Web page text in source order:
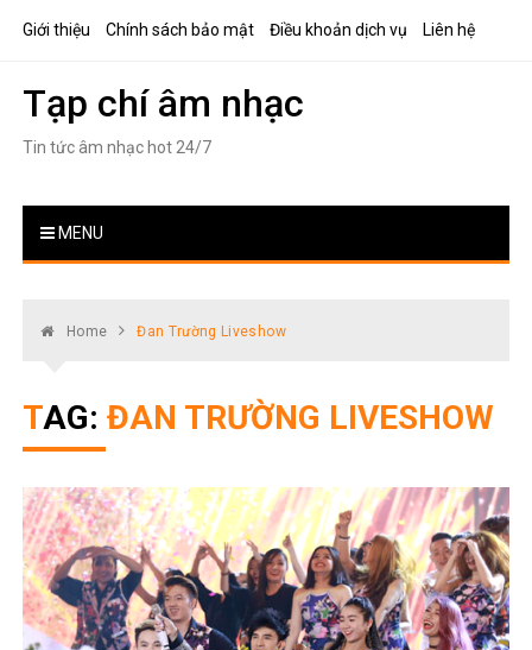
Giới thiệu Chính sách bảo mật Điều khoản dịch vụ Liên hệ
Tạp chí âm nhạc
Tin tức âm nhạc hot 24/7
MENU
Home Đan Trường Liveshow
TAG:ĐAN TRƯỜNG LIVESHOW